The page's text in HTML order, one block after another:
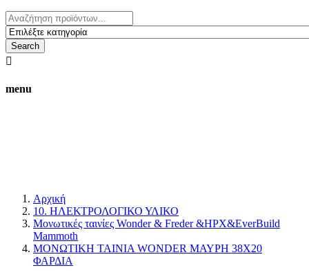
Search

menu
Αρχική
10. ΗΛΕΚΤΡΟΛΟΓΙΚΟ ΥΛΙΚΟ
Μονωτικές ταινίες Wonder & Freder &HPX&EverBuild
Mammoth
ΜΟΝΩΤΙΚΗ ΤΑΙΝΙΑ WONDER ΜΑΥΡΗ 38X20
ΦΑΡΔΙΑ